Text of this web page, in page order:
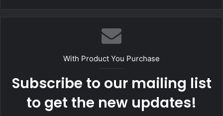
s
i
e
With Product You Purchase
Subscribe to our mailing list
to get the new updates!